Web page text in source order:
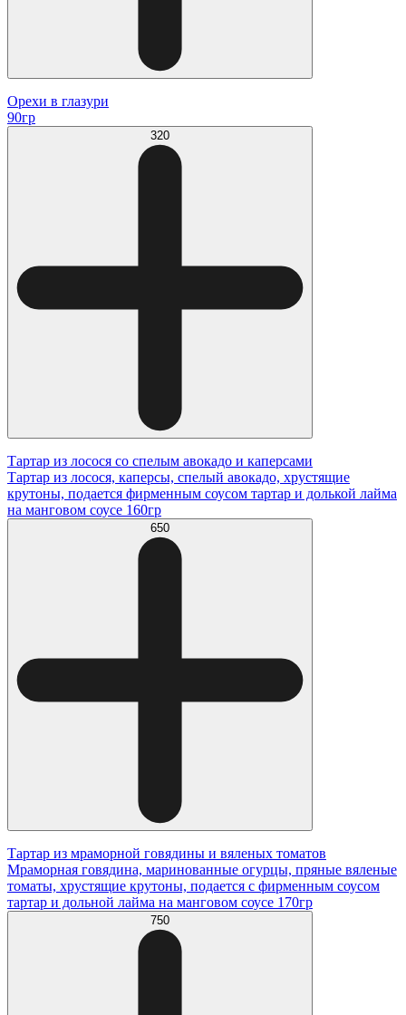
Орехи в глазури
90гр
320
Тартар из лосося со спелым авокадо и каперсами
Тартар из лосося, каперсы, спелый авокадо, хрустящие
крутоны, подается фирменным соусом тартар и долькой лайма
на манговом соусе 160гр
650
Тартар из мраморной говядины и вяленых томатов
Мраморная говядина, маринованные огурцы, пряные вяленые
томаты, хрустящие крутоны, подается с фирменным соусом
тартар и дольной лайма на манговом соусе 170гр
750